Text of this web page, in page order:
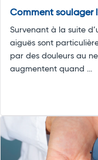
Comment soulager
Survenant à la suite
aiguës sont
par des douleurs au
augmentent quand ...